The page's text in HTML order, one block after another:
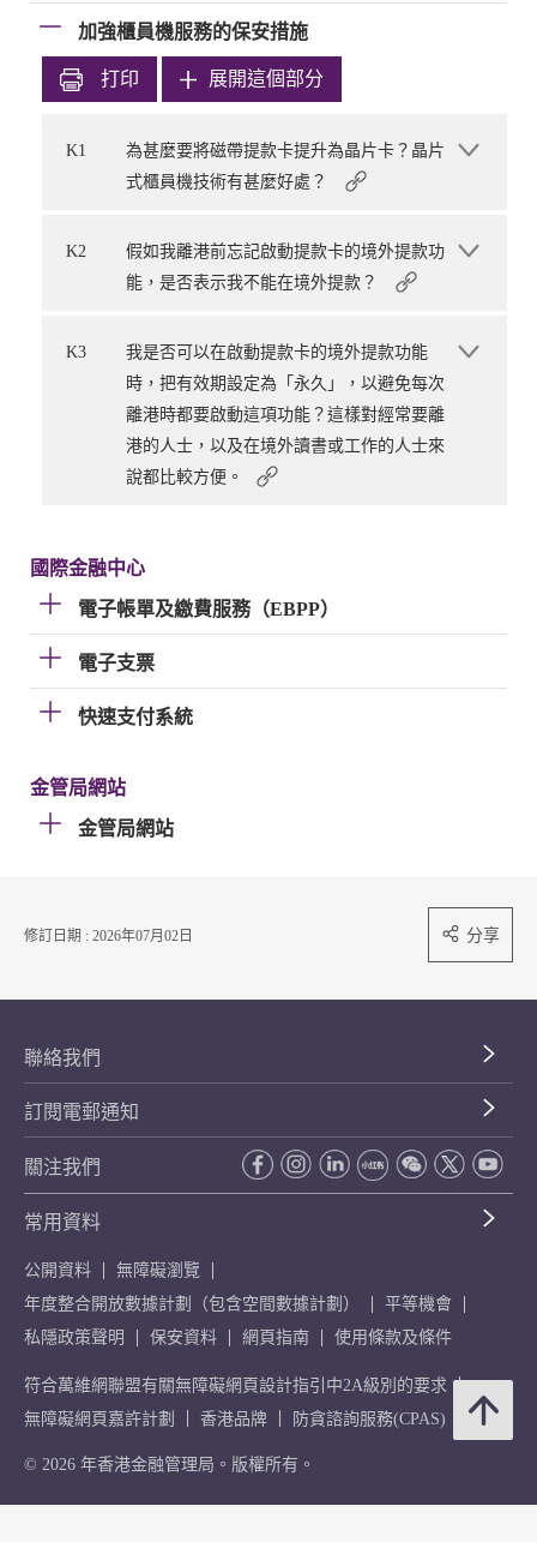
加強櫃員機服務的保安措施
打印 展開這個部分
K1
為甚麼要將磁帶提款卡提升為晶片卡？晶片
式櫃員機技術有甚麼好處？
K2
假如我離港前忘記啟動提款卡的境外提款功
能，是否表示我不能在境外提款？
K3
我是否可以在啟動提款卡的境外提款功能
時，把有效期設定為「永久」，以避免每次
離港時都要啟動這項功能？這樣對經常要離
港的人士，以及在境外讀書或工作的人士來
說都比較方便。
國際金融中心
電子帳單及繳費服務（EBPP）
電子支票
快速支付系統
金管局網站
金管局網站
修訂日期 : 2026年07月02日 分享
聯絡我們
訂閱電郵通知
關注我們
常用資料
公開資料
無障礙瀏覽
年度整合開放數據計劃（包含空間數據計劃）
平等機會
私隱政策聲明
保安資料 網頁指南 使用條款及條件
符合萬維網聯盟有關無障礙網頁設計指引中2A級別的要求
無障礙網頁嘉許計劃
香港品牌 防貪諮詢服務(CPAS)
© 2026 年香港金融管理局。版權所有。